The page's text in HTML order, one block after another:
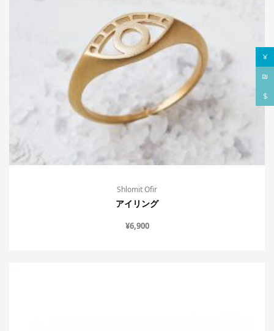
¥
₪
$
Shlomit Ofir
アイリング
¥6,900